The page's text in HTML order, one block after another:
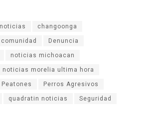
changoonga
comunidad Denuncia
noticias michoacan
noticias morelia ultima hora
Peatones Perros Agresivos
quadratin noticias Seguridad